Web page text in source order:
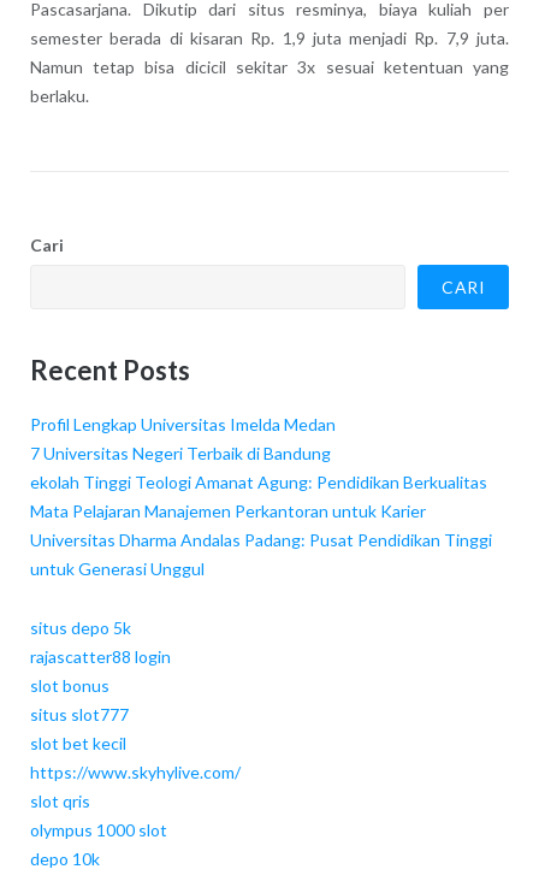
Pascasarjana. Dikutip dari situs resminya, biaya kuliah per
semester berada di kisaran Rp. 1,9 juta menjadi Rp. 7,9 juta.
Namun tetap bisa dicicil sekitar 3x sesuai ketentuan yang
berlaku.
Cari
CARI
Recent Posts
Profil Lengkap Universitas Imelda Medan
7 Universitas Negeri Terbaik di Bandung
ekolah Tinggi Teologi Amanat Agung: Pendidikan Berkualitas
Mata Pelajaran Manajemen Perkantoran untuk Karier
Universitas Dharma Andalas Padang: Pusat Pendidikan Tinggi
untuk Generasi Unggul
situs depo 5k
rajascatter88 login
slot bonus
situs slot777
slot bet kecil
https://www.skyhylive.com/
slot qris
olympus 1000 slot
depo 10k